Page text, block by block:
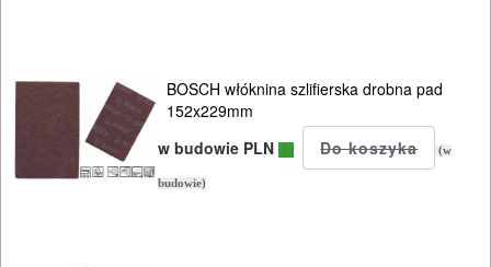
BOSCH włóknina szlifierska drobna pad
152x229mm
w budowie PLN
(w
budowie)